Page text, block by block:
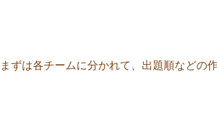
まずは各チームに分かれて、出題順などの